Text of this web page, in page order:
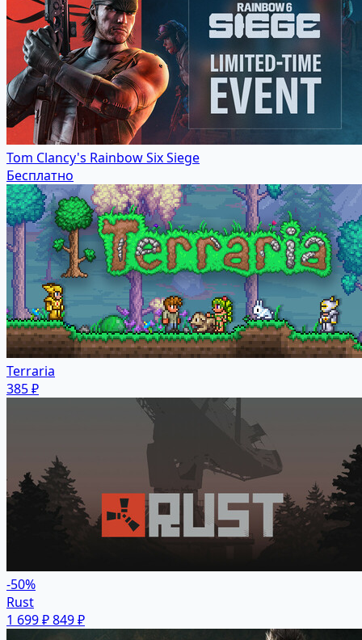
Tom Clancy's Rainbow Six Siege
Бесплатно
Terraria
385 ₽
-50%
Rust
1 699 ₽849 ₽